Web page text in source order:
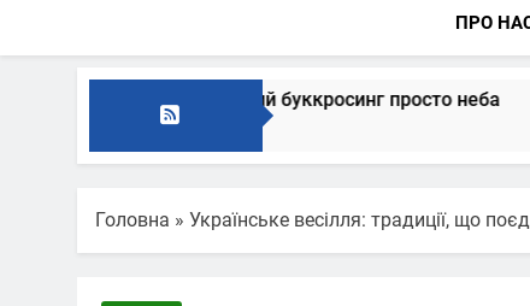
ПРО
на традиційний буккросинг просто неба
Головна » Українське весілля: традиції, що